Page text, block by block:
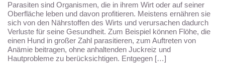
Parasiten sind Organismen, die in ihrem Wirt oder auf seiner
Oberfläche leben und davon profitieren. Meistens ernähren sie
sich von den Nährstoffen des Wirts und verursachen dadurch
Verluste für seine Gesundheit. Zum Beispiel können Flöhe, die
einen Hund in großer Zahl parasitieren, zum Auftreten von
Anämie beitragen, ohne anhaltenden Juckreiz und
Hautprobleme zu berücksichtigen. Entgegen […]